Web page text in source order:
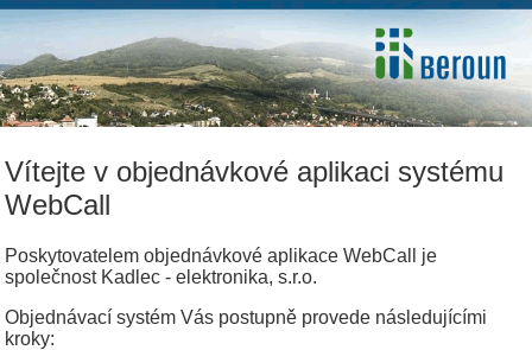
Vítejte v objednávkové aplikaci systému
WebCall
Poskytovatelem objednávkové aplikace WebCall je
společnost Kadlec - elektronika, s.r.o.
Objednávací systém Vás postupně provede následujícími
kroky: